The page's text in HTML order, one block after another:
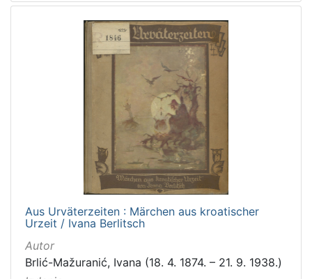
Aus Urväterzeiten : Märchen aus kroatischer
Urzeit / Ivana Berlitsch
Autor
Brlić-Mažuranić, Ivana (18. 4. 1874. – 21. 9. 1938.)